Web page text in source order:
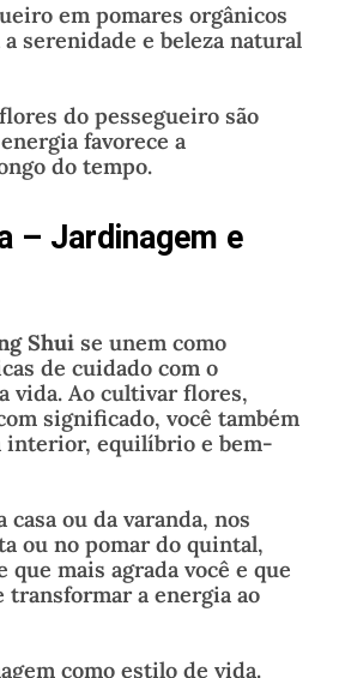
em pomares orgânicos
serenidade e beleza natural
do pessegueiro são
favorece a
do tempo.
– Jardinagem e
Shui se unem como
de cuidado com o
vida. Ao cultivar flores,
significado, você também
interior, equilíbrio e bem-
casa ou da varanda, nos
ou no pomar do quintal,
que mais agrada você e que
transformar a energia ao
como estilo de vida.